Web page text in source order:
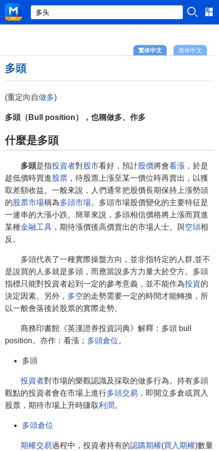
简体中文
繁体中文
多頭
(重定向自做多)
多頭（Bull position），也稱做多、作多
什麼是多頭
多頭是指投資者對股市看好，預計股價將會看漲 ，於是
趁低價時買進股票 ，待股票上漲至某一價位時再賣出，以獲
取差額收益。一般來說，人們通常把股價長期保持上漲勢頭
的股票市場稱為多頭市場。多頭市場股價變化的主要特征是
一連串的大漲小跌。簡單來說，多頭相信價格將上漲而買進
某種金融工具 ，期待漲價後高價賣出的市場人士。與空頭相
反。
多頭代表了一種實際操盤方向，並非指特定的人群,並不
是說買的人多就是多頭，而應當說多方力量大於空方。多頭
指標只能對投資者起到一定的參考意義，並不能作為投資的
決定因素。另外， 多空的走勢需要一定的時間才能轉換，所
以一般會落後於股票的實際走勢。
商務印書館《英漢證券投資詞典》解釋：多頭 bull
position。亦作：看漲； 多頭倉位。
多頭
投資者對市場的樂觀認識及採取的做多行為。持有多頭
觀點的投資者會在市場上進行多頭交易 ，即開立多倉或買入
股票，期待市場上升時賺取利潤。
多頭倉位
期權交易過程中，投資者持有的認購期權(買入期權)數量